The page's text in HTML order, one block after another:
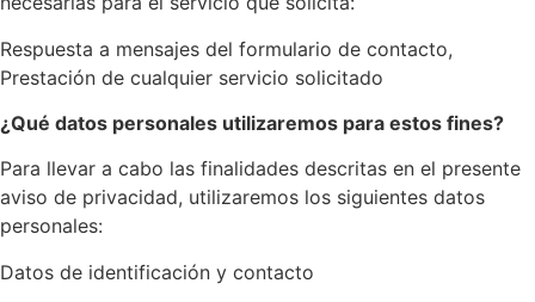
Respuesta a mensajes del formulario de contacto,
Prestación de cualquier servicio solicitado
¿Qué datos personales utilizaremos para estos fines?
Para llevar a cabo las finalidades descritas en el presente
aviso de privacidad, utilizaremos los siguientes datos
personales:
Datos de identificación y contacto